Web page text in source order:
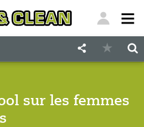
sur les femmes